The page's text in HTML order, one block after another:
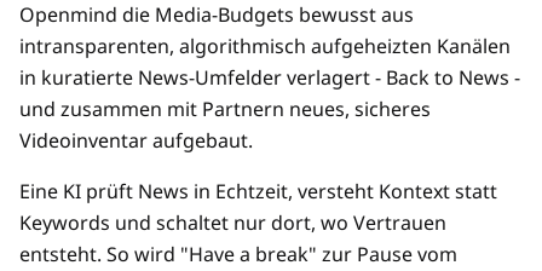
Openmind die Media-Budgets bewusst aus
intransparenten, algorithmisch aufgeheizten Kanälen
in kuratierte News-Umfelder verlagert - Back to News -
und zusammen mit Partnern neues, sicheres
Videoinventar aufgebaut.
Eine KI prüft News in Echtzeit, versteht Kontext statt
Keywords und schaltet nur dort, wo Vertrauen
entsteht. So wird "Have a break" zur Pause vom